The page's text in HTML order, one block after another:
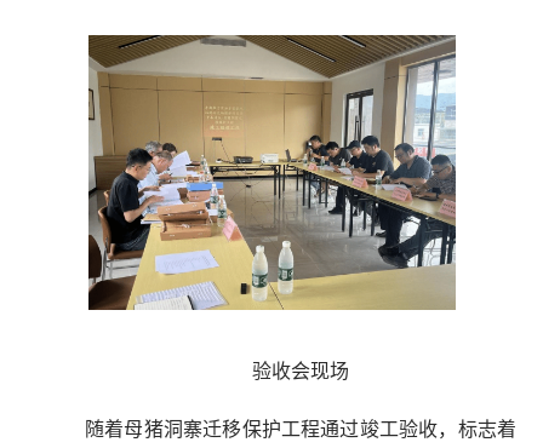
验收会现场
随着母猪洞寨迁移保护工程通过竣工验收，标志着